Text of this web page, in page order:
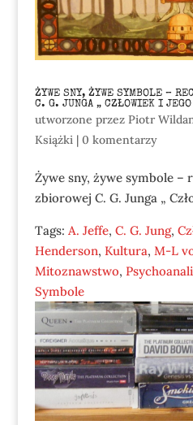
ŻYWE SNY, ŻYWE SYMBOLE –
C. G. JUNGA „ CZŁOWIEK I JEGO
utworzone przez Piotr
Książki | 0 komentarzy
Żywe sny, żywe symbole –
zbiorowej C. G. Junga „
Tags: A. Jeffe, C. G. Jung,
Henderson, Kultura, M-L
Mitoznawstwo,
Symbole